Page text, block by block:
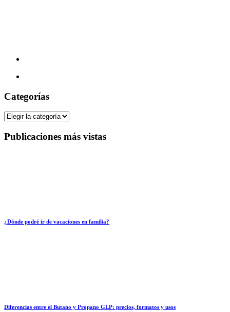
Categorías
Categorías
Publicaciones más vistas
¿Dónde podré ir de vacaciones en familia?
Diferencias entre el Butano y Propano GLP: precios, formatos y usos